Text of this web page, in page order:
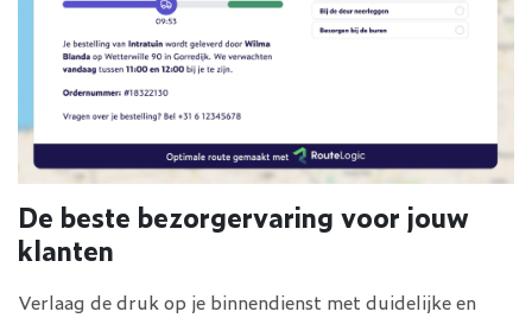
De beste bezorgervaring voor jouw
klanten
Verlaag de druk op je binnendienst met duidelijke en